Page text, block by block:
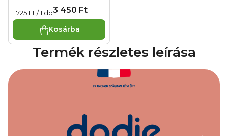
3 450 Ft
Egységár:
1 725 Ft / 1 db
Kosárba
Termék részletes leírása
FRANCIAORSZÁGBAN KÉSZÜLT